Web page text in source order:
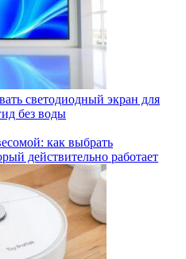
светодиодный экран для
без воды
как выбрать
действительно работает